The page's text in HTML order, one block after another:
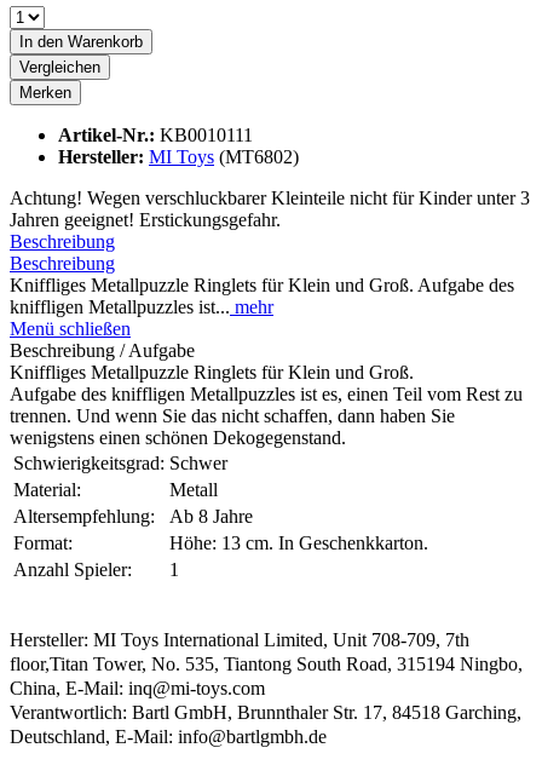
In den Warenkorb
Vergleichen
Merken
Artikel-Nr.: KB0010111
Hersteller: MI Toys (MT6802)
Achtung! Wegen verschluckbarer Kleinteile nicht für Kinder unter 3
Jahren geeignet! Erstickungsgefahr.
Beschreibung
Beschreibung
Kniffliges Metallpuzzle Ringlets für Klein und Groß. Aufgabe des
kniffligen Metallpuzzles ist... mehr
Menü schließen
Beschreibung / Aufgabe
Kniffliges Metallpuzzle Ringlets für Klein und Groß.
Aufgabe des kniffligen Metallpuzzles ist es, einen Teil vom Rest zu
trennen. Und wenn Sie das nicht schaffen, dann haben Sie
wenigstens einen schönen Dekogegenstand.
Schwierigkeitsgrad: Schwer
Material:
Metall
Altersempfehlung:
Ab 8 Jahre
Format:
Höhe: 13 cm. In Geschenkkarton.
Anzahl Spieler:
1
Hersteller: MI Toys International Limited, Unit 708-709, 7th
floor,Titan Tower, No. 535, Tiantong South Road, 315194 Ningbo,
China, E-Mail: inq@mi-toys.com
Verantwortlich: Bartl GmbH, Brunnthaler Str. 17, 84518 Garching,
Deutschland, E-Mail: info@bartlgmbh.de